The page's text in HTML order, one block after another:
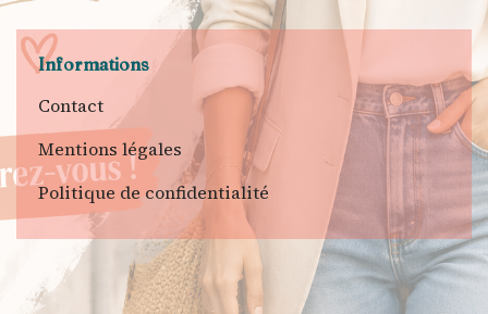
Informations
Contact
Mentions légales
Politique de confidentialité